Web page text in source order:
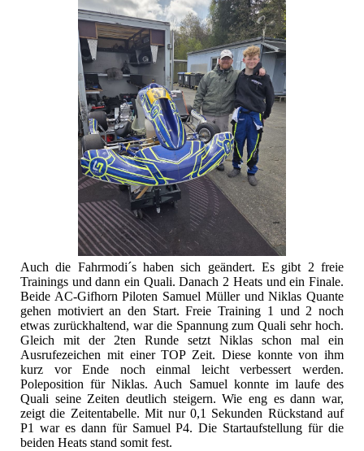
Auch die Fahrmodi´s haben sich geändert. Es gibt 2 freie
Trainings und dann ein Quali. Danach 2 Heats und ein Finale.
Beide AC-Gifhorn Piloten Samuel Müller und Niklas Quante
gehen motiviert an den Start. Freie Training 1 und 2 noch
etwas zurückhaltend, war die Spannung zum Quali sehr hoch.
Gleich mit der 2ten Runde setzt Niklas schon mal ein
Ausrufezeichen mit einer TOP Zeit. Diese konnte von ihm
kurz vor Ende noch einmal leicht verbessert werden.
Poleposition für Niklas. Auch Samuel konnte im laufe des
Quali seine Zeiten deutlich steigern. Wie eng es dann war,
zeigt die Zeitentabelle. Mit nur 0,1 Sekunden Rückstand auf
P1 war es dann für Samuel P4. Die Startaufstellung für die
beiden Heats stand somit fest.